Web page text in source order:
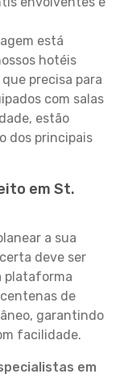
está
hotéis
precisa para
com salas
estão
dos principais
em St.
a sua
deve ser
plataforma
de
garantindo
facilidade.
em